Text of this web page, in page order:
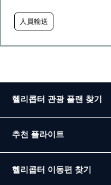
人員輸送
헬리콥터 관광 플랜 찾기
추천 플라이트
헬리콥터 이동편 찾기